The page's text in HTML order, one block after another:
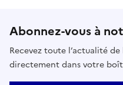
Abonnez-vous à
Recevez toute l’actualité
directement dans votre